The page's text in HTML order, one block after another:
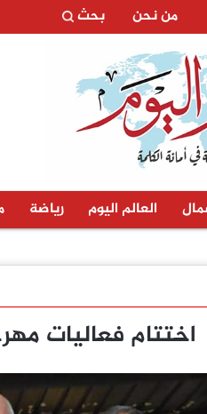
من نحن بحث
العالم اليوم رياضة
اختتام فعاليات